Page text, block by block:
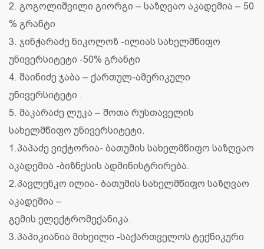
2. გოგოლიშვილი გიორგი – საზღვაო აკადემია – 50
% გრანტი
3. ჯინჭარაძე ნიკოლოზ -ილიას სახელმწიფო
უნივერსიტეტი -50% გრანტი
4. შაინიძე ჯაბა – ქართულ-ამერიკული
უნივერსიტეტი .
5. მაკარაძე ლუკა – შოთა რუსთაველის
სახელმწიფო უნივერსიტეტი.
1.პაპაძე ვიქტორია- ბათუმის სახელმწიფო საზღვაო
აკადემია -ბიზნესის ადმინისტრირება.
2.პავლენკო ილია- ბათუმის სახელმწიფო საზღვაო
აკადემია –
გემის ელექტრომექანიკა.
3.პაპიკიანია მიხეილი -საქართველოს ტექნიკური